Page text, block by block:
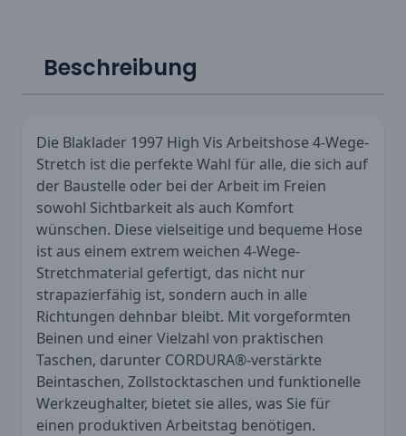
Beschreibung
Die Blaklader 1997 High Vis Arbeitshose 4-Wege-
Stretch ist die perfekte Wahl für alle, die sich auf
der Baustelle oder bei der Arbeit im Freien
sowohl Sichtbarkeit als auch Komfort
wünschen. Diese vielseitige und bequeme Hose
ist aus einem extrem weichen 4-Wege-
Stretchmaterial gefertigt, das nicht nur
strapazierfähig ist, sondern auch in alle
Richtungen dehnbar bleibt. Mit vorgeformten
Beinen und einer Vielzahl von praktischen
Taschen, darunter CORDURA®-verstärkte
Beintaschen, Zollstocktaschen und funktionelle
Werkzeughalter, bietet sie alles, was Sie für
einen produktiven Arbeitstag benötigen.